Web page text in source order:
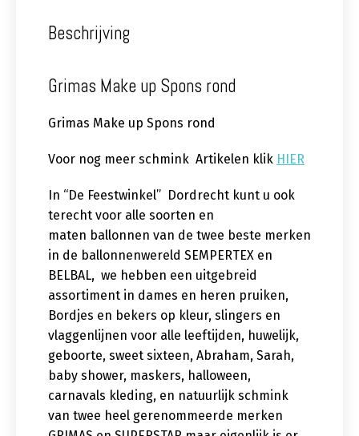
Beschrijving
Grimas Make up Spons rond
Grimas Make up Spons rond
Voor nog meer schmink Artikelen klik HIER
In “De Feestwinkel” Dordrecht kunt u ook
terecht voor alle soorten en
maten ballonnen van de twee beste merken
in de ballonnenwereld SEMPERTEX en
BELBAL, we hebben een uitgebreid
assortiment in dames en heren pruiken,
Bordjes en bekers op kleur, slingers en
vlaggenlijnen voor alle leeftijden, huwelijk,
geboorte, sweet sixteen, Abraham, Sarah,
baby shower, maskers, halloween,
carnavals kleding, en natuurlijk schmink
van twee heel gerenommeerde merken